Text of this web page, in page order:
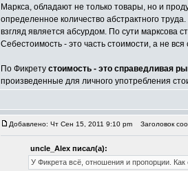
Маркса, обладают не только товары, но и
определенное количество абстрактного
взгляд является абсурдом. По сути марксова
Себестоимость - это часть стоимости, а не вся
По Фикрету стоимость - это справедливая
произведенные для личного употребления
Добавлено: Чт Сен 15, 2011 9:10 pm Заголовок
uncle_Alex писал(а):
У Фикрета всё, отношения и пропорции. Как